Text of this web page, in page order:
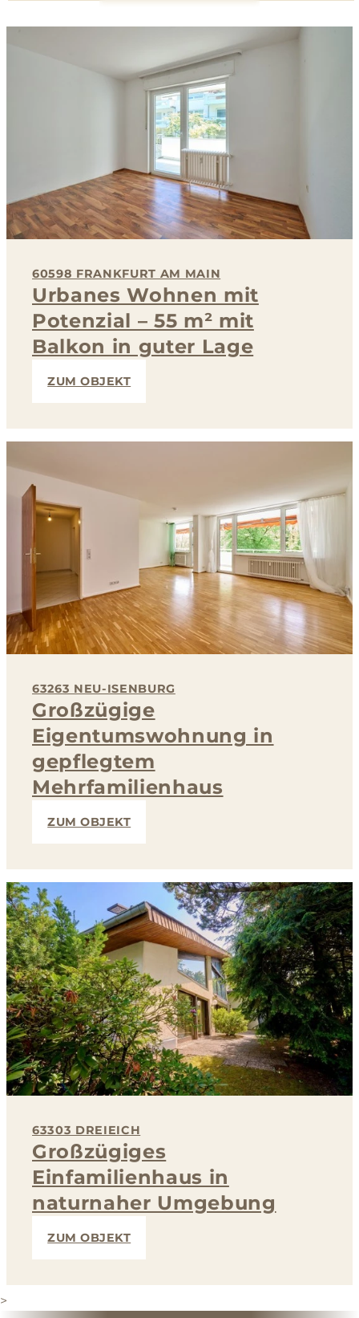
60598 FRANKFURT AM MAIN
Urbanes Wohnen mit
Potenzial – 55 m² mit
Balkon in guter Lage
ZUM OBJEKT
63263 NEU-ISENBURG
Großzügige
Eigentumswohnung in
gepflegtem
Mehrfamilienhaus
ZUM OBJEKT
63303 DREIEICH
Großzügiges
Einfamilienhaus in
naturnaher Umgebung
ZUM OBJEKT
>